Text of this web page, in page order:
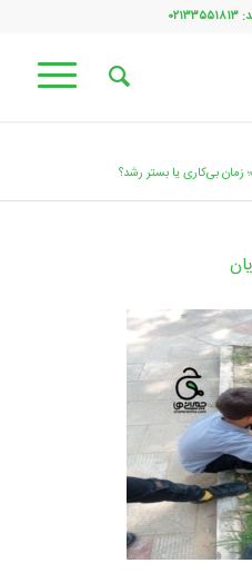
زمان بی‌کاری یا بستر رشد؟